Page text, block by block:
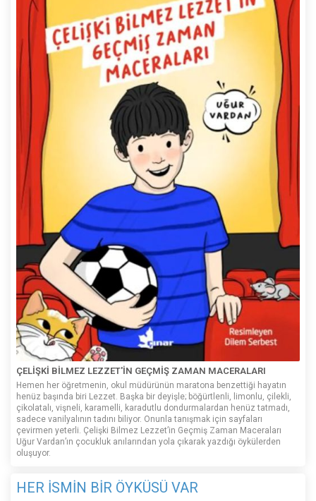
ÇELİŞKİ BİLMEZ LEZZET'İN GEÇMİŞ ZAMAN MACERALARI
Hemen her öğretmenin, okul müdürünün maratona benzettiği hayatın
henüz başında biri Lezzet. Başka bir deyişle; böğürtlenli, limonlu, çilekli,
çikolatalı, vişneli, karamelli, karadutlu dondurmalardan henüz tatmadı,
sadece vanilyalının tadını biliyor. Onunla tanışmak için sayfaları
çevirmen yeterli. Çelişki Bilmez Lezzet’in Geçmiş Zaman Maceraları
Uğur Vardan’ın çocukluk anılarından yola çıkarak yazdığı öykülerden
oluşuyor.
HER İSMİN BİR ÖYKÜSÜ VAR